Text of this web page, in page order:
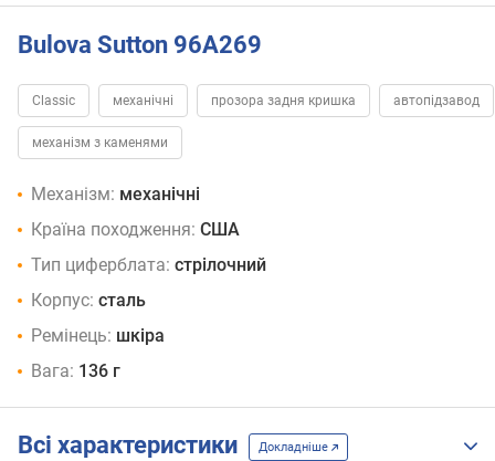
Bulova Sutton 96A269
Classic механічні прозора задня кришка автопідзавод
механізм з каменями
Механізм: механічні
Країна походження: США
Тип циферблата: стрілочний
Корпус: сталь
Ремінець: шкіра
Вага: 136 г
Всі характеристики Докладніше